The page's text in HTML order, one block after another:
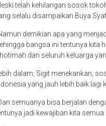
telah kehilangan sosok
selalu disampaikan Buya
demikian apa yang
bangsa ini tentunya kita
dan seluruh keluarga
dalam, Sigit menekankan,
yang jauh lebih baik lagi
semuanya bisa berjalan
jadi kewajiban kita